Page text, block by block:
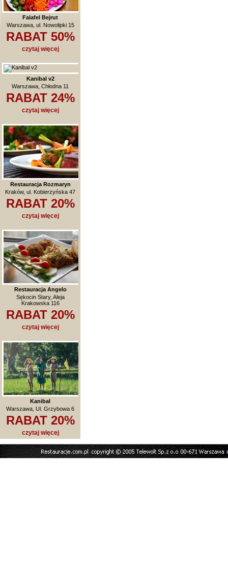
Falafel Bejrut
Warszawa, ul. Nowolipki 15
RABAT 50%
czytaj więcej
Kanibal v2
Warszawa, Chłodna 11
RABAT 24%
czytaj więcej
Restauracja Rozmaryn
Kraków, ul. Kobierzyńska 47
RABAT 20%
czytaj więcej
Restauracja Angelo
Sękocin Stary, Aleja
Krakowska 116
RABAT 20%
czytaj więcej
Kanibal
Warszawa, Ul. Grzybowa 6
RABAT 20%
czytaj więcej